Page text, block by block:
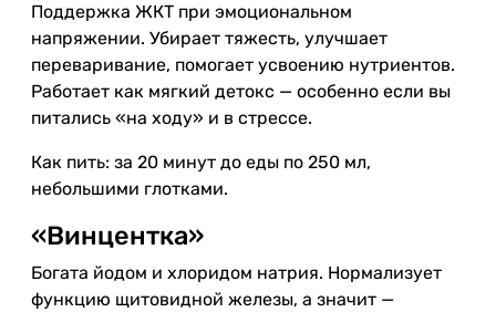
Поддержка ЖКТ при эмоциональном
напряжении. Убирает тяжесть, улучшает
переваривание, помогает усвоению нутриентов.
Работает как мягкий детокс — особенно если вы
питались «на ходу» и в стрессе.
Как пить: за 20 минут до еды по 250 мл,
небольшими глотками.
«Винцентка»
Богата йодом и хлоридом натрия. Нормализует
функцию щитовидной железы, а значит —